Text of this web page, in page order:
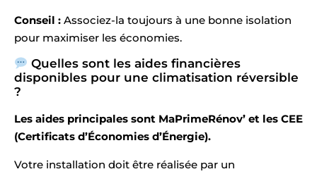
Conseil : Associez-la toujours à une bonne isolation
pour maximiser les économies.
Quelles sont les aides financières
disponibles pour une climatisation réversible
?
Les aides principales sont MaPrimeRénov’ et les CEE
(Certificats d’Économies d’Énergie).
Votre installation doit être réalisée par un